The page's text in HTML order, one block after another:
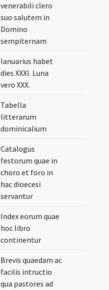
venerabili clero
suo salutem in
Domino
sempiternam
Ianuarius habet
dies XXXI. Luna
vero XXX.
Tabella
litterarum
dominicalium
Catalogus
festorum quae in
choro et foro in
hac dioecesi
servantur
Index eorum quae
hoc libro
continentur
Brevis quaedam ac
facilis intructio
qua pastores ad